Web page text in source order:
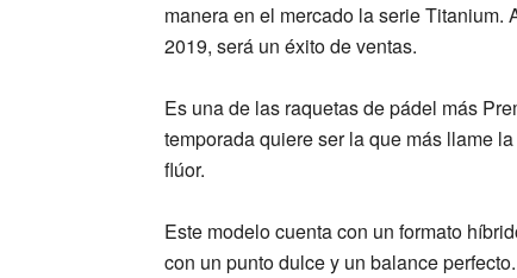
manera en el mercado la serie
2019, será un éxito de ventas.
Es una de las raquetas de pádel más
temporada quiere ser la que más llame
flúor.
Este modelo cuenta con un formato
con un punto dulcey un balance perfecto